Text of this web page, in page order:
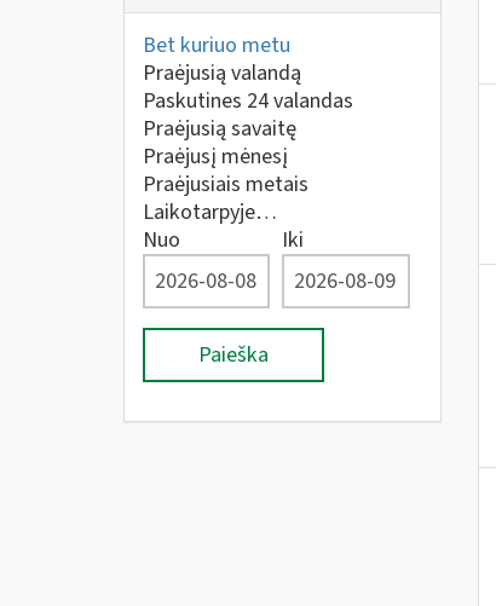
Bet kuriuo metu
Praėjusią valandą
Paskutines 24 valandas
Praėjusią savaitę
Praėjusį mėnesį
Praėjusiais metais
Laikotarpyje…
Nuo
Iki
Paieška